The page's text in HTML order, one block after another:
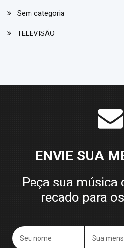
Sem categoria
TELEVISÃO
ENVIE SUA
Peça sua música
recado para